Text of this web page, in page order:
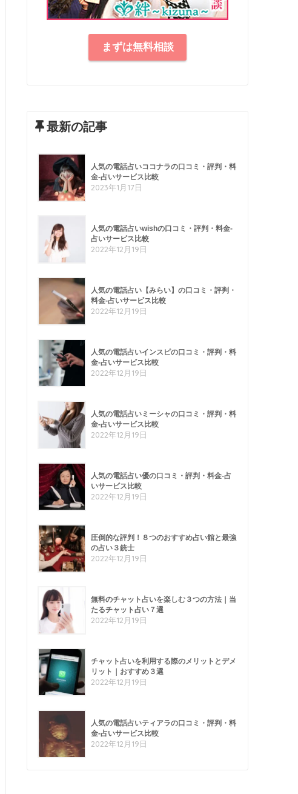
まずは無料相談
最新の記事
人気の電話占いココナラの口コミ・評判・料
金-占いサービス比較
2023年1月17日
人気の電話占いwishの口コミ・評判・料金-
占いサービス比較
2022年12月19日
人気の電話占い【みらい】の口コミ・評判・
料金-占いサービス比較
2022年12月19日
人気の電話占いインスピの口コミ・評判・料
金-占いサービス比較
2022年12月19日
人気の電話占いミーシャの口コミ・評判・料
金-占いサービス比較
2022年12月19日
人気の電話占い優の口コミ・評判・料金-占
いサービス比較
2022年12月19日
圧倒的な評判！８つのおすすめ占い館と最強
の占い３銃士
2022年12月19日
無料のチャット占いを楽しむ３つの方法｜当
たるチャット占い７選
2022年12月19日
チャット占いを利用する際のメリットとデメ
リット｜おすすめ３選
2022年12月19日
人気の電話占いティアラの口コミ・評判・料
金-占いサービス比較
2022年12月19日